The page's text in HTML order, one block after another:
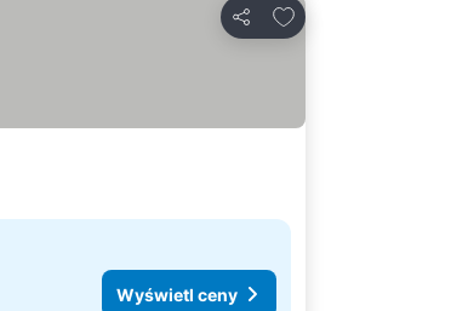
Udostępnij
Dodaj do ulubionych
Wyświetl ceny